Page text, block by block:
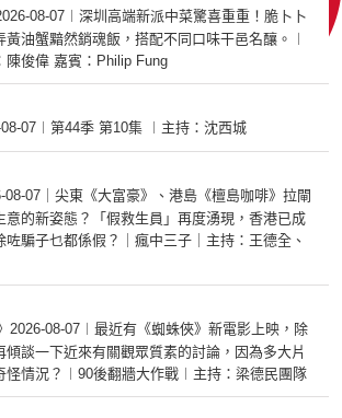
08-07︱深圳高端新派中菜驚喜重重！脆卜卜
油蟹黯然銷魂飯，搭配不同口味干邑名釀。︱
陳俊偉 嘉賓：Philip Fung
08-07︱第44季 第10集 ︱主持：沈西城
08-07｜尖東《大富豪》、港島《檀島咖啡》拉閘
意的新姿態？「假救生員」再度湧現，香港已成
咗騙子乜都係假？｜瘋中三子｜主持：王德全、
2026-08-07︱最近有《蜘蛛俠》新電影上映，除
談一下近來有關觀眾質素的討論，因為多大片
怪情況？︱90後翻牆大作戰︱主持：梁德民團隊